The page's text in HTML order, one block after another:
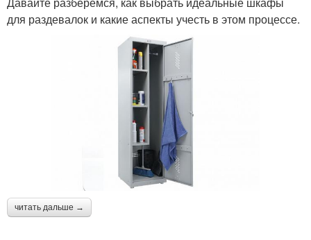
для раздевалок и какие аспекты учесть в этом процессе.
читать дальше →